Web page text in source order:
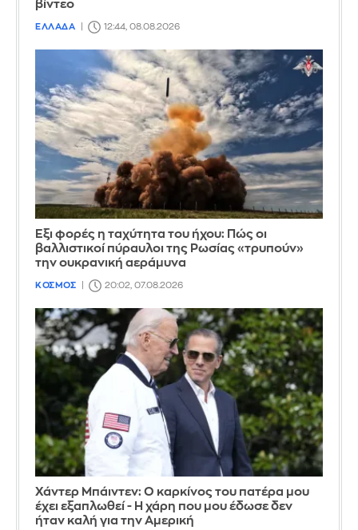
βίντεο
ΕΛΛΑΔΑ 12:44, 08.08.2026
Έξι φορές η ταχύτητα του ήχου: Πώς οι
βαλλιστικοί πύραυλοι της Ρωσίας «τρυπούν»
την ουκρανική αεράμυνα
ΚΟΣΜΟΣ 20:02, 07.08.2026
Χάντερ Μπάιντεν: Ο καρκίνος του πατέρα μου
έχει εξαπλωθεί - Η χάρη που μου έδωσε δεν
ήταν καλή για την Αμερική